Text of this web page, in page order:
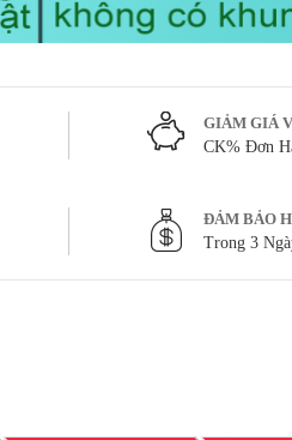
GIẢM GIÁ
CK% Đơn
ĐẢM BẢO
Trong 3